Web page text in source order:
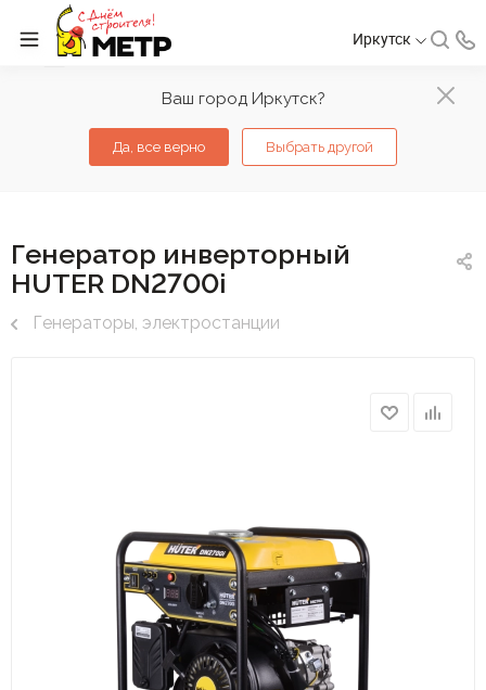
Ваш город Иркутск?
Да, все верно Выбрать другой
Иркутск
Генератор инверторный
HUTER DN2700i
Генераторы, электростанции